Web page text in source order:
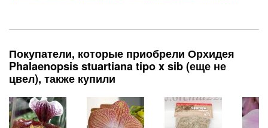
Покупатели, которые приобрели Орхидея
Phalaenopsis stuartiana tipo x sib (еще не
цвел), также купили